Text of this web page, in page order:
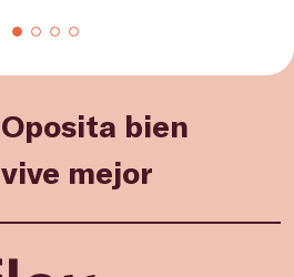
Oposita bien
vive mejor